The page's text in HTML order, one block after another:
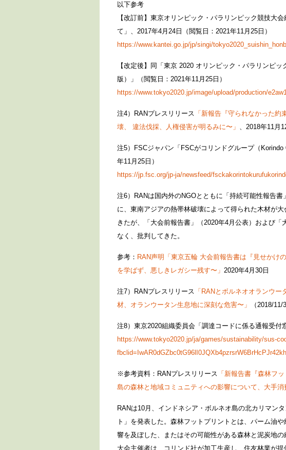
以下参考
【改訂前】東京オリンピック・パラリンピック競技大
て」、2017年4月24日（閲覧日：2021年11月25日）
https://www.kantei.go.jp/jp/singi/
【改定後】同「東京 2020 オリンピック・パラリンピ
版）」（閲覧日：2021年11月25日）
https://www.tokyo2020.jp/image/upload/production/
注4）RANプレスリリース 「新報告『守られなかった
壊、 違法伐採、人権侵害が明るみに〜」 、2018年11月
注5）FSCジャパン「FSCがコリンドグループ（
年11月25日）
https://jp.fsc.org/jp-ja/newsfeed/
注6）RANは国内外のNGOとともに「持続可能性報告
に、東南アジアの熱帯林破壊によって得られた木材が
きたが、「大会前報告書」（2020年4月公表）および
なく、批判してきた。
参考： RAN声明「東京五輪 大会前報告書は『見せかけ
を学ばず、悪しきレガシー残す〜」 2020年4月30日
注7）RANプレスリリース 「RANとボルネオオランウ
材、オランウータン生息地に深刻な危害〜」
（2018/11/
注8）東京2020組織委員会「調達コードに係る通報受付
https://www.tokyo2020.jp/ja/games/sustainability/sus-
※参考資料：RANプレスリリース 「新報告書『森林フ
島の森林と地域コミュニティへの影響について、大手消
RANは10月、インドネシア・ボルネオ島の北カリマン
ト」を発表した。森林フットプリントとは、パーム油
響を及ぼした、またはその可能性がある森林と泥炭地
大会主催者は、コリンド社が加工生産し、住友林業が